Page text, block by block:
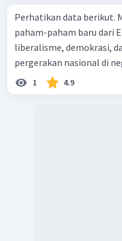
Perhatikan data berikut. Masuk dan berkembangnya
paham-paham baru dari
liberalisme, demokrasi, dan
pergerakan nasional di
1 4.9